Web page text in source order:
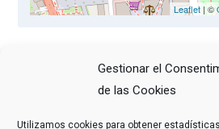
Gestionar el
de las Cookies
Utilizamos cookies para obtener
Leaflet| ©
DMD Asturiasofrece
derechos sanitarios al final de la
interesadas pueden acudir al